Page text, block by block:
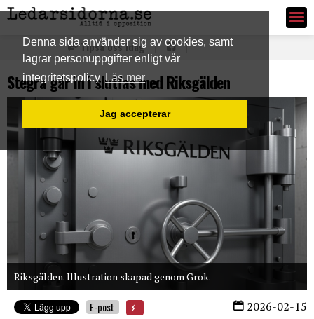
Denna sida använder sig av cookies, samt
lagrar personuppgifter enligt vår
integritetspolicyLäs mer
Jag accepterar
Ledarsidorna.se
Tipsa oss idag
Stegra går in i slutfas med Riksgälden
Riksgälden. Illustration skapad genom Grok.
2026-02-15
E-post